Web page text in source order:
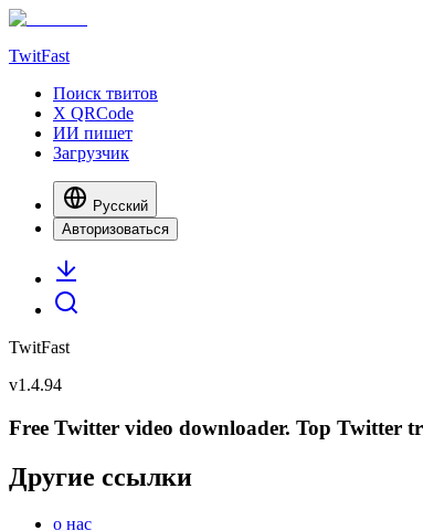
TwitFast
Поиск твитов
X QRCode
ИИ пишет
Загрузчик
Русский
Авторизоваться
TwitFast
v1.4.94
Free Twitter video downloader. Top Twitter
Другие ссылки
о нас